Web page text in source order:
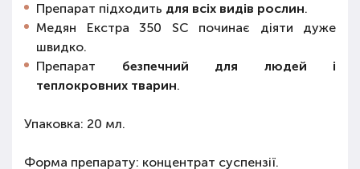
Препарат підходить для всіх видів рослин.
Медян Екстра 350 SC починає діяти дуже
швидко.
Препарат безпечний для людей і
теплокровних тварин.
Упаковка: 20 мл.
Форма препарату: концентрат суспензії.